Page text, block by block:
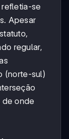
se
Apesar
regular,
(norte-sul)
de onde